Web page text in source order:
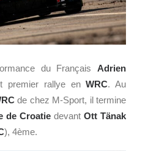
du Français Adrien
premier rallye enWRC. Au
de chez M-Sport, il termine
de Croatie devant Ott Tänak
), 4ème.